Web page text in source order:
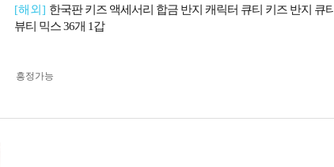
[해외] 한국판 키즈 액세서리 합금 반지 캐릭터 큐티 키즈 반지 큐티
뷰티 믹스 36개 1갑
흥정가능